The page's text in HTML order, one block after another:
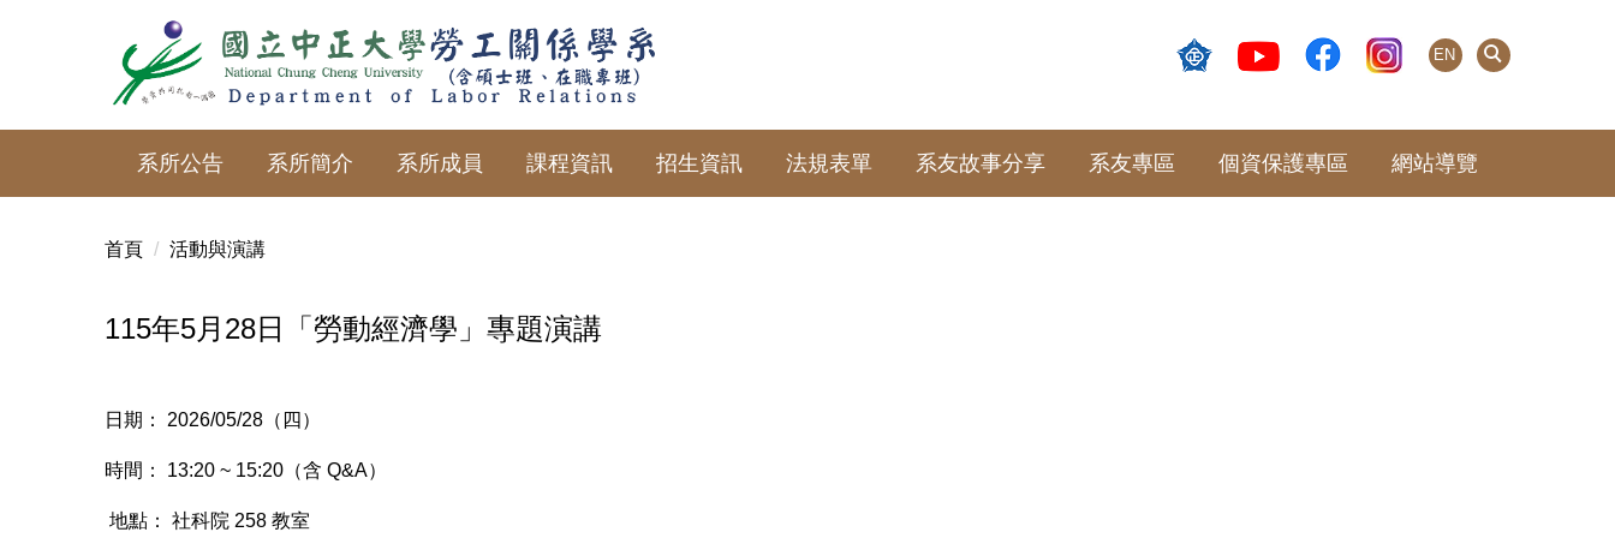
內
EN
系所公告 系所簡介 系所成員 課程資訊 招生資訊 法規表單 系友故事分享 系友專區 個資保護專區 網站導覽
首頁 活動與演講
115年5月28日「勞動經濟學」專題演講
日期： 2026/05/28（四）
時間： 13:20 ~ 15:20（含 Q&A）
地點： 社科院 258 教室